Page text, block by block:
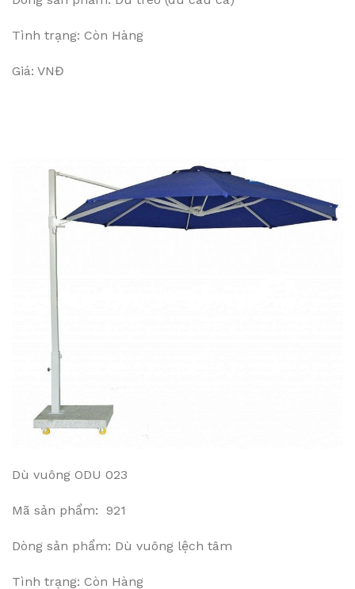
Tình trạng: Còn Hàng
Giá: VNĐ
Dù vuông ODU 023
Mã sản phẩm: 921
Dòng sản phẩm: Dù vuông lệch tâm
Tình trạng: Còn Hàng